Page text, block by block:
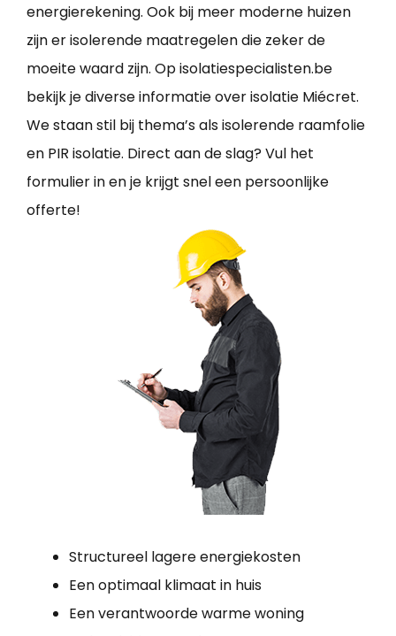
energierekening. Ook bij meer moderne huizen
zijn er isolerende maatregelen die zeker de
moeite waard zijn. Op isolatiespecialisten.be
bekijk je diverse informatie over isolatie Miécret.
We staan stil bij thema’s als isolerende raamfolie
en PIR isolatie. Direct aan de slag? Vul het
formulier in en je krijgt snel een persoonlijke
offerte!
Structureel lagere energiekosten
Een optimaal klimaat in huis
Een verantwoorde warme woning